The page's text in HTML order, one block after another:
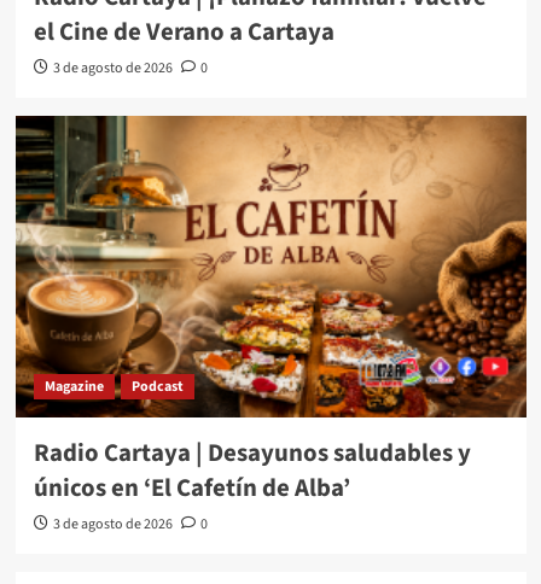
el Cine de Verano a Cartaya
3 de agosto de 2026 0
Magazine Podcast
Radio Cartaya | Desayunos saludables y
únicos en ‘El Cafetín de Alba’
3 de agosto de 2026 0